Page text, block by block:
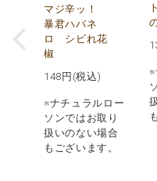
マジ辛ッ！
暴君ハバネ
ロ シビれ花
椒
148 円(税込)
※ナチュラルロー
ソンではお取り
扱いのない場合
もございます。
※